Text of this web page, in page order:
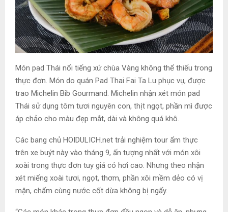
Món pad Thái nổi tiếng xứ chùa Vàng không thể thiếu trong
thực đơn. Món do quán Pad Thai Fai Ta Lu phục vụ, được
trao Michelin Bib Gourmand. Michelin nhận xét món pad
Thái sử dụng tôm tươi nguyên con, thịt ngọt, phần mì được
áp chảo cho màu đẹp mắt, dài và không quá khô.
Các bang chủ HOIDULICH.net trải nghiệm tour ẩm thực
trên xe buýt này vào tháng 9, ấn tượng nhất với món xôi
xoài trong thực đơn tuy giá có hơi cao. Nhưng theo nhận
xét miếng xoài tươi, ngọt, thơm, phần xôi mềm dẻo có vị
mặn, chấm cùng nước cốt dừa không bị ngấy.